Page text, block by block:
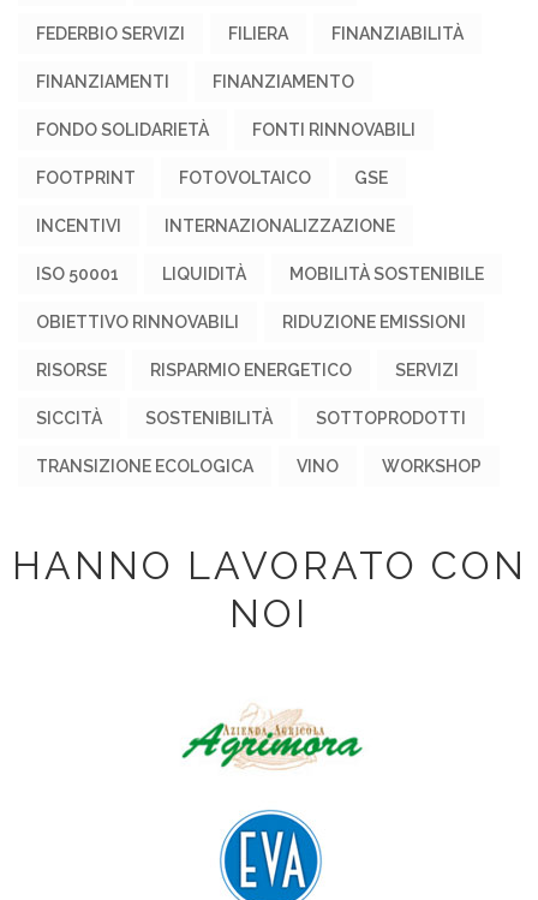
FEDERBIO SERVIZI FILIERA FINANZIABILITÀ
FINANZIAMENTI FINANZIAMENTO
FONDO SOLIDARIETÀ FONTI RINNOVABILI
FOOTPRINT FOTOVOLTAICO GSE
INCENTIVI INTERNAZIONALIZZAZIONE
ISO 50001 LIQUIDITÀ MOBILITÀ SOSTENIBILE
OBIETTIVO RINNOVABILI RIDUZIONE EMISSIONI
RISORSE RISPARMIO ENERGETICO SERVIZI
SICCITÀ SOSTENIBILITÀ SOTTOPRODOTTI
TRANSIZIONE ECOLOGICA VINO WORKSHOP
HANNO LAVORATO CON
NOI